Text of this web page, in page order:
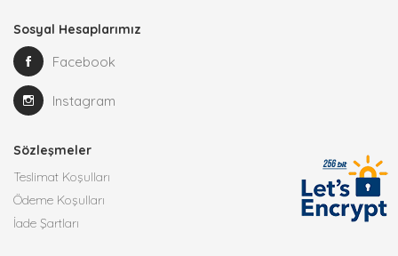
Sosyal Hesaplarımız
Facebook
Instagram
Sözleşmeler
Teslimat Koşulları
Ödeme Koşulları
İade Şartları